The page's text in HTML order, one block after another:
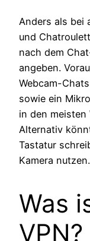
Anders als bei
und
nach dem
angeben.
Webcam-
sowie ein
in den meisten
Alternativ
Tastatur
Kamera nutzen.
Was
VPN?